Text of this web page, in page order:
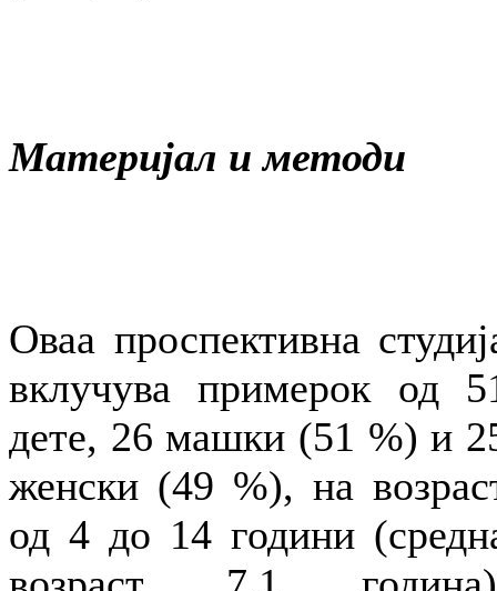
Материјал и методи
Оваа проспективна
вклучува примерок од
дете, 26 машки (51 %) и
женски (49 %), на
од 4 до 14 години